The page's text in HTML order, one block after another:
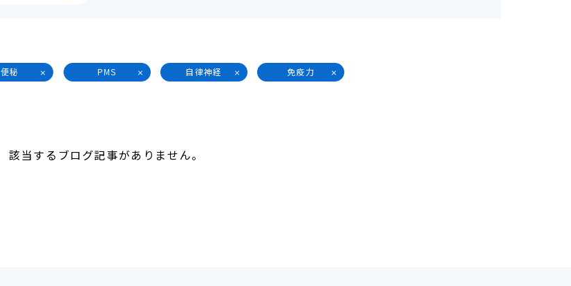
便秘 PMS 自律神経 免疫力
該当するブログ記事がありません。